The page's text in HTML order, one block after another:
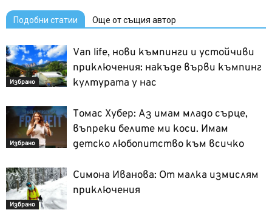
Подобни статии Още от същия автор
Избрано
Van life, нови къмпинги и устойчиви
приключения: накъде върви къмпинг
културата у нас
Избрано
Томас Хубер: Аз имам младо сърце,
въпреки белите ми коси. Имам
детско любопитство към всичко
Избрано
Симона Иванова: От малка измислям
приключения